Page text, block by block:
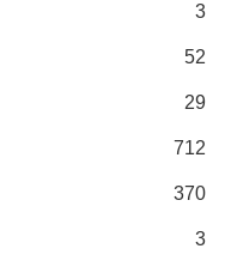
3
52
29
712
370
3